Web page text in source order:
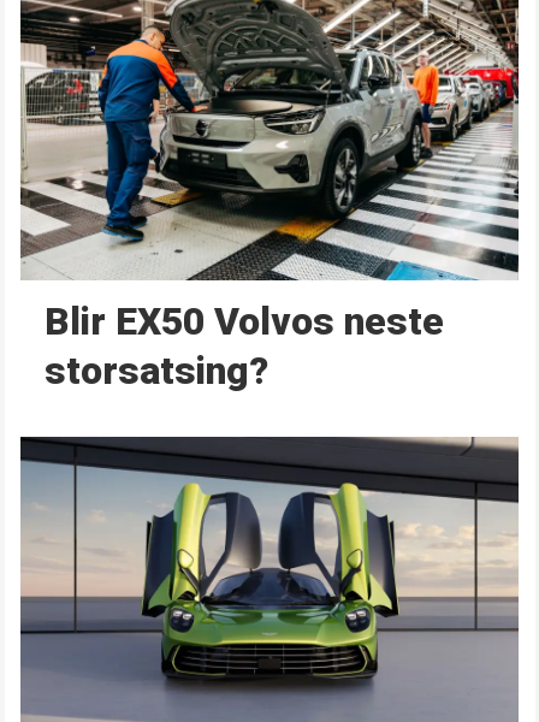
Blir EX50 Volvos neste
storsatsing?